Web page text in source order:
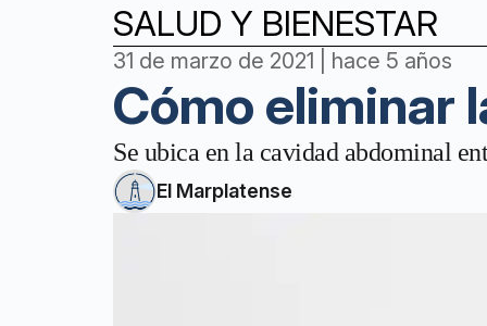
SALUD Y BIENESTAR
31 de marzo de 2021 | hace 5 años
Cómo eliminar
Se ubica en la cavidad abdominal
El Marplatense